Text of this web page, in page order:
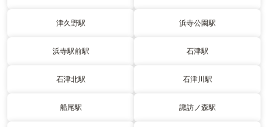
津久野駅 浜寺公園駅
浜寺駅前駅 石津駅
石津北駅 石津川駅
船尾駅 諏訪ノ森駅